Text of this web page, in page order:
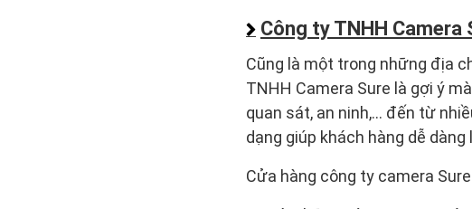
Công ty TNHH Camera
Cũng là một trong những địa
TNHH Camera Sure là gợi ý
quan sát, an ninh,… đến từ
dạng giúp khách hàng dễ dàng
Cửa hàng công ty camera Sure